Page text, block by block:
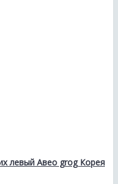
левый Авео grog Корея